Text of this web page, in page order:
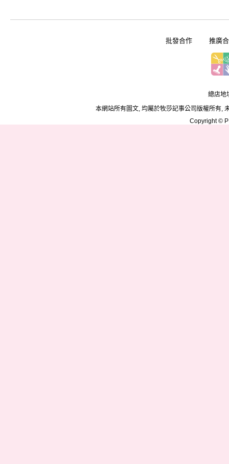
批發合作 推廣
總店地
本網站所有圖文, 均屬於牧莎記事公司版權所有,
Copyright ©